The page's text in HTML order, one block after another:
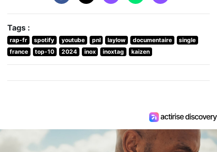
Tags :
rap-fr spotify youtube pnl laylow documentaire
single
france
top-10 2024 inox inoxtag kaizen